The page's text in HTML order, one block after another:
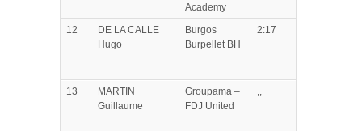
Academy
12
DE LA CALLE
Hugo
Burgos
Burpellet BH
2:17
13
MARTIN
Guillaume
Groupama –
FDJ United
,,